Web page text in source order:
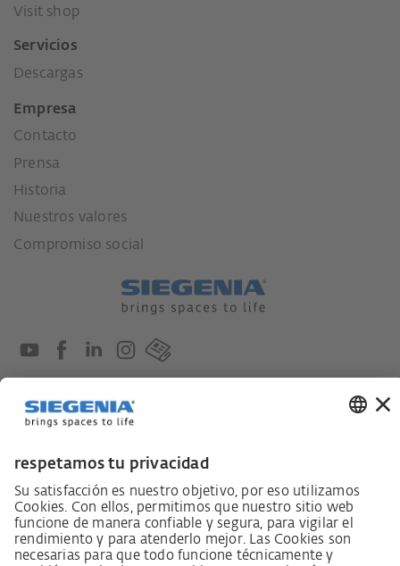
Visit shop
Servicios
Descargas
Empresa
Contacto
Prensa
Historia
Nuestros valores
Compromiso social
Ley sobre el deber de diligencia en la cadena de
suministro
Ficha informativa LkSG (Ley sobre el deber de
diligencia en la cadena de suministro)
Declaración de principios sobre la estrategia de
derechos humanos